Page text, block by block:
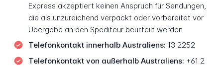
Express akzeptiert keinen Anspruch für Sendungen,
die als unzureichend verpackt oder vorbereitet vor
Übergabe an den Spediteur beurteilt werden
Telefonkontakt innerhalb Australiens: 13 2252
Telefonkontakt von außerhalb Australiens: +61 2